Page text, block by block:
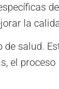
la
salud.
el